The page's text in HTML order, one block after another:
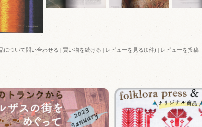
について問い合わせる | 買い物を続ける | レビューを見る(0件) | レビューを投稿